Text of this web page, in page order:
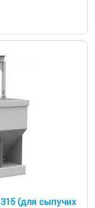
(для сыпучих